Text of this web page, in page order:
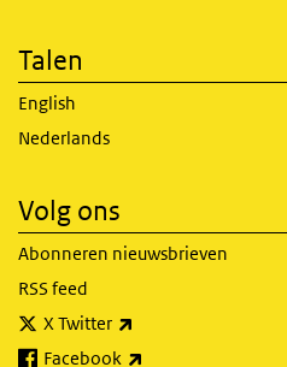
Talen
English
Nederlands
Volg ons
Abonneren nieuwsbrieven
RSS feed
X Twitter
Facebook